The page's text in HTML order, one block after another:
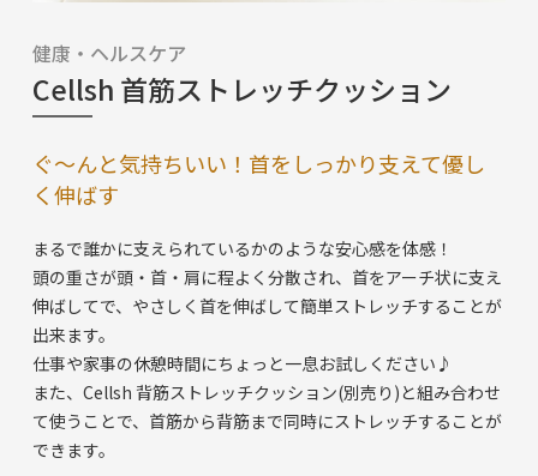
健康・ヘルスケア
Cellsh 首筋ストレッチクッション
ぐ〜んと気持ちいい！首をしっかり支えて優し
く伸ばす
まるで誰かに支えられているかのような安心感を体感！
頭の重さが頭・首・肩に程よく分散され、首をアーチ状に支え
伸ばしてで、やさしく首を伸ばして簡単ストレッチすることが
出来ます。
仕事や家事の休憩時間にちょっと一息お試しください♪
また、Cellsh 背筋ストレッチクッション(別売り)と組み合わせ
て使うことで、首筋から背筋まで同時にストレッチすることが
できます。